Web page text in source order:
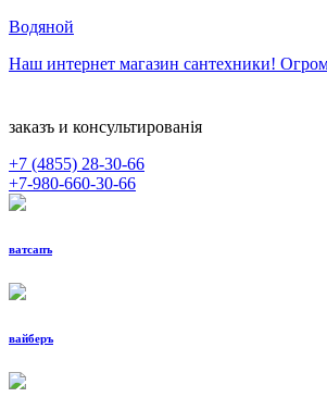
Водяной
Наш интернет магазин сантехники!
заказъ и консультированiя
+7 (4855) 28-30-66
+7-980-660-30-66
ватсапъ
вайберъ